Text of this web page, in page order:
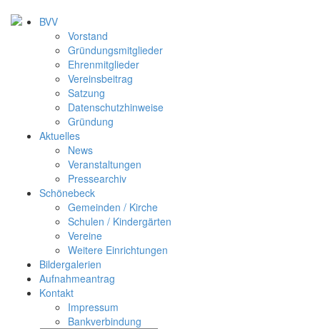
BVV
Vorstand
Gründungsmitglieder
Ehrenmitglieder
Vereinsbeitrag
Satzung
Datenschutzhinweise
Gründung
Aktuelles
News
Veranstaltungen
Pressearchiv
Schönebeck
Gemeinden / Kirche
Schulen / Kindergärten
Vereine
Weitere Einrichtungen
Bildergalerien
Aufnahmeantrag
Kontakt
Impressum
Bankverbindung